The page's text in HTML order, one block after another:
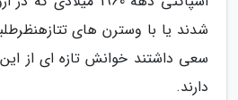
سعی داشتند خوانش تازه ای از این
دارند.